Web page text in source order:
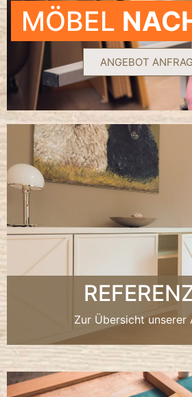
MÖBEL
ANGEBOT
Zur Übersicht unserer